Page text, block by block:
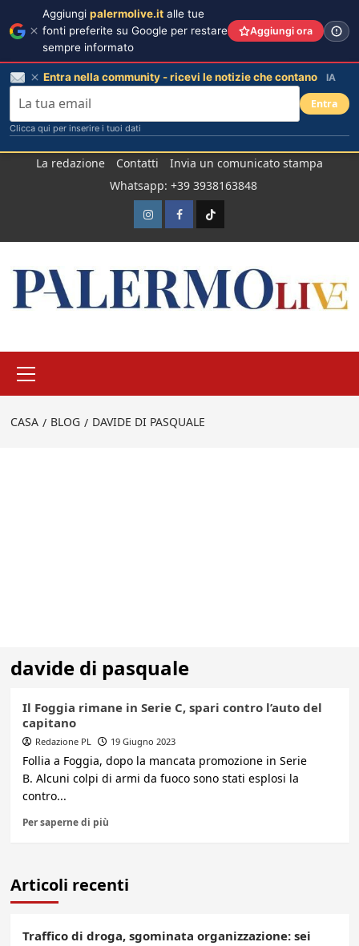
La redazione Contatti
Invia un comunicato stampa
Whatsapp: +39 3938163848
InstagramFacebook
TikTok
principale
CASA BLOG DAVIDE DI PASQUALE
davide di pasquale
Il Foggia rimane in Serie C, spari contro l’auto del
capitano
Redazione PL 19 Giugno 2023
Follia a Foggia, dopo la mancata promozione in Serie
B. Alcuni colpi di armi da fuoco sono stati esplosi la
contro...
Per saperne di più
Articoli recenti
Traffico di droga, sgominata organizzazione: sei
Aggiungi palermolive.it alle tue
fonti preferite su Google per restare
sempre informato
Aggiungi ora
Entra nella community - ricevi le notizie che contano IA
Entra
Clicca qui per inserire i tuoi dati